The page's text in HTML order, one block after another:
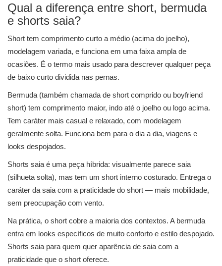
Qual a diferença entre short, bermuda
e shorts saia?
Short tem comprimento curto a médio (acima do joelho),
modelagem variada, e funciona em uma faixa ampla de
ocasiões. É o termo mais usado para descrever qualquer peça
de baixo curto dividida nas pernas.
Bermuda (também chamada de short comprido ou boyfriend
short) tem comprimento maior, indo até o joelho ou logo acima.
Tem caráter mais casual e relaxado, com modelagem
geralmente solta. Funciona bem para o dia a dia, viagens e
looks despojados.
Shorts saia é uma peça híbrida: visualmente parece saia
(silhueta solta), mas tem um short interno costurado. Entrega o
caráter da saia com a praticidade do short — mais mobilidade,
sem preocupação com vento.
Na prática, o short cobre a maioria dos contextos. A bermuda
entra em looks específicos de muito conforto e estilo despojado.
Shorts saia para quem quer aparência de saia com a
praticidade que o short oferece.